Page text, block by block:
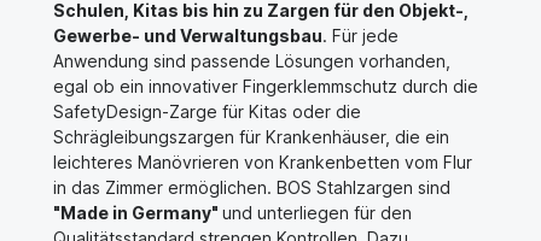
Schulen, Kitas bis hin zu Zargen für den Objekt-,
Gewerbe- und Verwaltungsbau. Für jede
Anwendung sind passende Lösungen vorhanden,
egal ob ein innovativer Fingerklemmschutz durch die
SafetyDesign-Zarge für Kitas oder die
Schrägleibungszargen für Krankenhäuser, die ein
leichteres Manövrieren von Krankenbetten vom Flur
in das Zimmer ermöglichen. BOS Stahlzargen sind
"Made in Germany" und unterliegen für den